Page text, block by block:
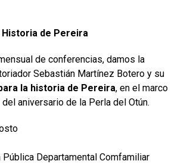
Historia de Pereira
de conferencias, damos la
Sebastián Martínez Botero y su
la historia de Pereira, en el marco
aniversario de la Perla del Otún.
Departamental Comfamiliar